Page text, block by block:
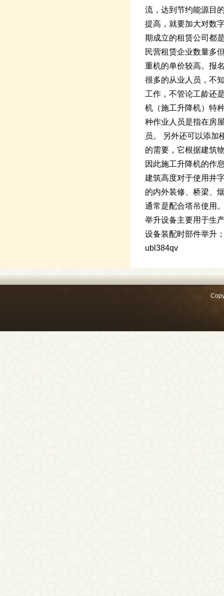
流，达到节约能源目
提高，就要加大对数
期成立的租赁公司都
民营租赁企业数量多
重机的单价较高。报
很多的从业人员，不
工作，不管论工龄还
机（施工升降机）特
种作业人员是指在房
员。 另外还可以添加
的需要，它根据建筑
因此施工升降机的作
建筑高度对于使用井
的内外装修、桥梁、
通常是配合塔吊使用
举升设备主要用于生
设备装配时部件举升
ubl384qv